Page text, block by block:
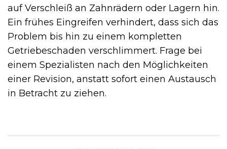
auf Verschleiß an Zahnrädern oder Lagern hin.
Ein frühes Eingreifen verhindert, dass sich das
Problem bis hin zu einem kompletten
Getriebeschaden verschlimmert. Frage bei
einem Spezialisten nach den Möglichkeiten
einer Revision, anstatt sofort einen Austausch
in Betracht zu ziehen.